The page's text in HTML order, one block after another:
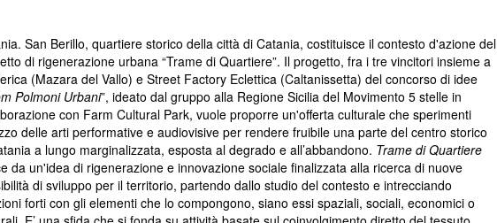
San Berillo, quartiere storico della città di Catania, costituisce il contesto d'azione del
di rigenerazione urbana “Trame di Quartiere”. Il progetto, fra i tre vincitori insieme a
(Mazara del Vallo) e Street Factory Eclettica (Caltanissetta) del concorso di idee
Polmoni Urbani”, ideato dal gruppo alla Regione Sicilia del Movimento 5 stelle in
con Farm Cultural Park, vuole proporre un'offerta culturale che sperimenti
delle arti performative e audiovisive per rendere fruibile una parte del centro storico
a lungo marginalizzata, esposta al degrado e all’abbandono. Trame di Quartiere
da un'idea di rigenerazione e innovazione sociale finalizzata alla ricerca di nuove
di sviluppo per il territorio, partendo dallo studio del contesto e intrecciando
forti con gli elementi che lo compongono, siano essi spaziali, sociali, economici o